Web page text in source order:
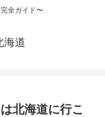
全ガイド〜
海道
北海道に行こ